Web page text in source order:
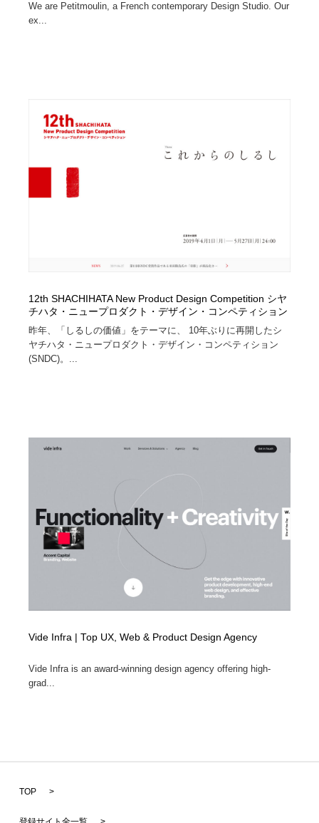
We are Petitmoulin, a French contemporary Design Studio. Our
ex...
12th SHACHIHATA New Product Design Competition シヤ
チハタ・ニュープロダクト・デザイン・コンペティション
昨年、「しるしの価値」をテーマに、 10年ぶりに再開したシ
ヤチハタ・ニュープロダクト・デザイン・コンペティション
(SNDC)。...
Vide Infra | Top UX, Web & Product Design Agency
Vide Infra is an award-winning design agency offering high-
grad...
TOP >